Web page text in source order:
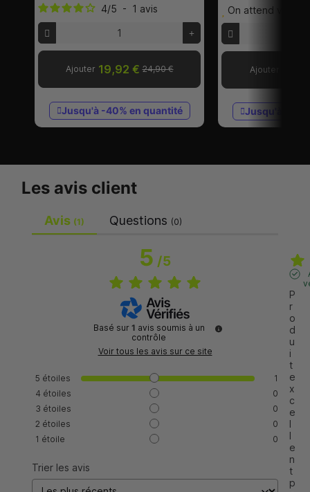
4/5 - 1 avis
Ajouter 19,92 € 24,90 €
Jusqu'à -40% en quantité
On attend vos
Ajouter
Jusqu'à -
Les avis client
Avis (1) Questions (0)
5/5
Basé sur 1 avis soumis à un
contrôle
Voir tous les avis sur ce site
5 étoiles
1
4 étoiles
0
3 étoiles
0
2 étoiles
0
1 étoile 0
Trier les avis
P
r
o
d
u
i
t
e
x
c
e
l
l
e
n
t
p